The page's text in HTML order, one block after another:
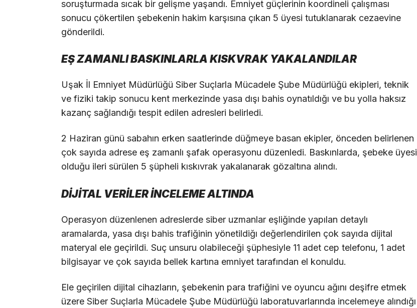
soruşturmada sıcak bir gelişme yaşandı. Emniyet güçlerinin koordineli çalışması
sonucu çökertilen şebekenin hakim karşısına çıkan 5 üyesi tutuklanarak cezaevine
gönderildi.
EŞ ZAMANLI BASKINLARLA KISKVRAK YAKALANDILAR
Uşak İl Emniyet Müdürlüğü Siber Suçlarla Mücadele Şube Müdürlüğü ekipleri, teknik
ve fiziki takip sonucu kent merkezinde yasa dışı bahis oynatıldığı ve bu yolla haksız
kazanç sağlandığı tespit edilen adresleri belirledi.
2 Haziran günü sabahın erken saatlerinde düğmeye basan ekipler, önceden belirlenen
çok sayıda adrese eş zamanlı şafak operasyonu düzenledi. Baskınlarda, şebeke üyesi
olduğu ileri sürülen 5 şüpheli kıskıvrak yakalanarak gözaltına alındı.
DİJİTAL VERİLER İNCELEME ALTINDA
Operasyon düzenlenen adreslerde siber uzmanlar eşliğinde yapılan detaylı
aramalarda, yasa dışı bahis trafiğinin yönetildiğı değerlendirilen çok sayıda dijital
materyal ele geçirildi. Suç unsuru olabileceği şüphesiyle 11 adet cep telefonu, 1 adet
bilgisayar ve çok sayıda bellek kartına emniyet tarafından el konuldu.
Ele geçirilen dijital cihazların, şebekenin para trafiğini ve oyuncu ağını deşifre etmek
üzere Siber Suçlarla Mücadele Şube Müdürlüğü laboratuvarlarında incelemeye alındığı